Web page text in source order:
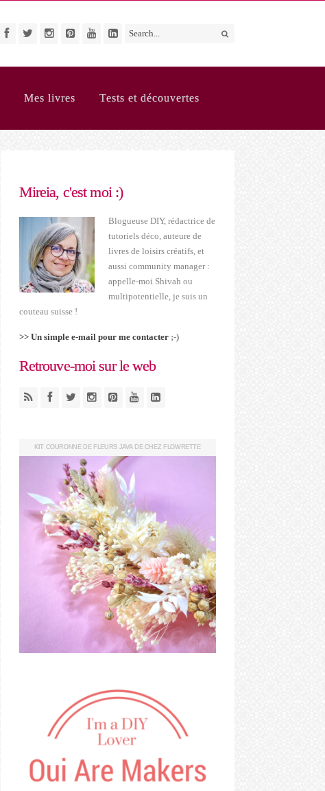
Mes livres Tests et découvertes
Mireia, c'est moi :)
Blogueuse DIY, rédactrice de
tutoriels déco, auteure de
livres de loisirs créatifs, et
aussi community manager :
appelle-moi Shivah ou
multipotentielle, je suis un
couteau suisse !
>> Un simple e-mail pour me contacter;-)
Retrouve-moi sur le web
KIT COURONNE DE FLEURS JAVA DE CHEZ FLOWRETTE